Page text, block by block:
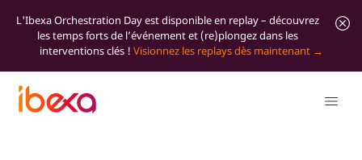
L'Ibexa Orchestration Day est disponible en replay – découvrez
les temps forts de l’événement et (re)plongez dans les
interventions clés ! Visionnez les replays dès maintenant
Tous les articles de blog